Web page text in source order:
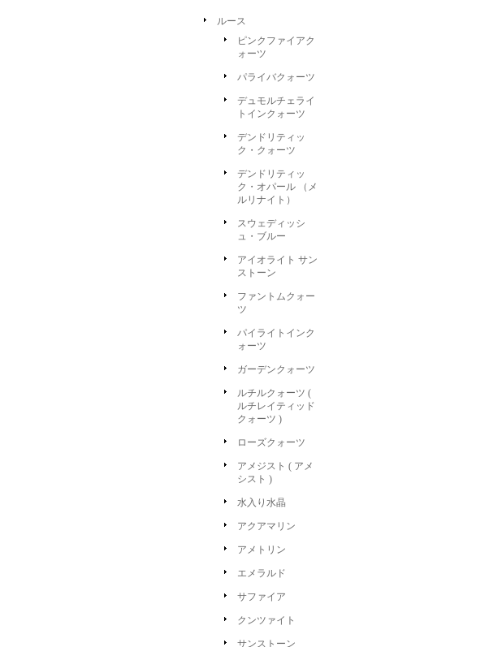
ルース
ピンクファイアク
ォーツ
パライバクォーツ
デュモルチェライ
トインクォーツ
デンドリティッ
ク・クォーツ
デンドリティッ
ク・オパール （メ
ルリナイト）
スウェディッシ
ュ・ブルー
アイオライト サン
ストーン
ファントムクォー
ツ
パイライトインク
ォーツ
ガーデンクォーツ
ルチルクォーツ (
ルチレイティッド
クォーツ )
ローズクォーツ
アメジスト ( アメ
シスト )
水入り水晶
アクアマリン
アメトリン
エメラルド
サファイア
クンツァイト
サンストーン